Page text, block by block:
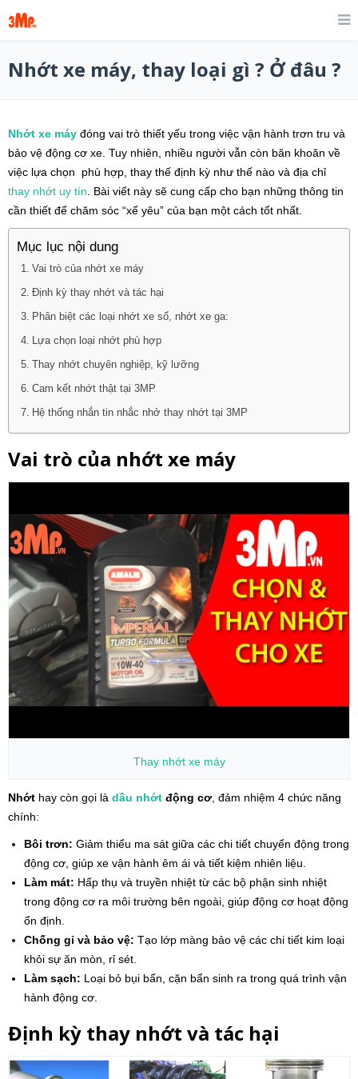
Nhớt xe máy, thay loại gì ? Ở đâu ?
Nhớt xe máy đóng vai trò thiết yếu trong việc vận hành trơn tru và
bảo vệ động cơ xe. Tuy nhiên, nhiều người vẫn còn băn khoăn về
việc lựa chọn phù hợp, thay thế định kỳ như thế nào và địa chỉ
thay nhớt uy tín . Bài viết này sẽ cung cấp cho bạn những thông tin
cần thiết để chăm sóc “xế yêu” của bạn một cách tốt nhất.
Mục lục nội dung
Vai trò của nhớt xe máy
Định kỳ thay nhớt và tác hại
Phân biệt các loại nhớt xe số, nhớt xe ga:
Lựa chọn loại nhớt phù hợp
Thay nhớt chuyên nghiệp, kỹ lưỡng
Cam kết nhớt thật tại 3MP
Hệ thống nhắn tin nhắc nhở thay nhớt tại 3MP
Vai trò của nhớt xe máy
Thay nhớt xe máy
Nhớt hay còn gọi là dầu nhớt động cơ , đảm nhiệm 4 chức năng
chính:
Bôi trơn: Giảm thiểu ma sát giữa các chi tiết chuyển động trong
động cơ, giúp xe vận hành êm ái và tiết kiệm nhiên liệu.
Làm mát: Hấp thụ và truyền nhiệt từ các bộ phận sinh nhiệt
trong động cơ ra môi trường bên ngoài, giúp động cơ hoạt động
ổn định.
Chống gỉ và bảo vệ: Tạo lớp màng bảo vệ các chi tiết kim loại
khỏi sự ăn mòn, rỉ sét.
Làm sạch: Loại bỏ bụi bẩn, cặn bẩn sinh ra trong quá trình vận
hành động cơ.
Định kỳ thay nhớt và tác hại